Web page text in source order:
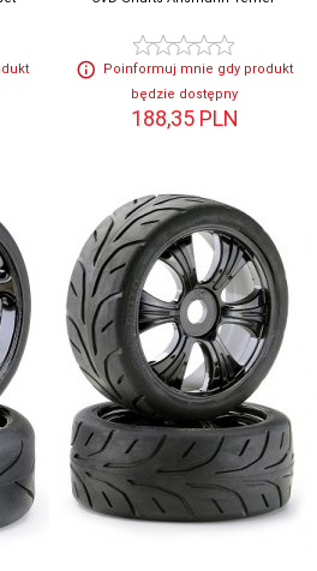
Poinformuj mnie gdy produkt
będzie dostępny
188,35 PLN